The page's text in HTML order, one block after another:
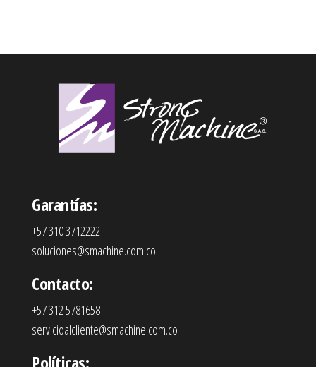
Garantías:
+57 310 3712222
soluciones@smachine.com.co
Contacto:
+57 312 5781658
servicioalcliente@smachine.com.co